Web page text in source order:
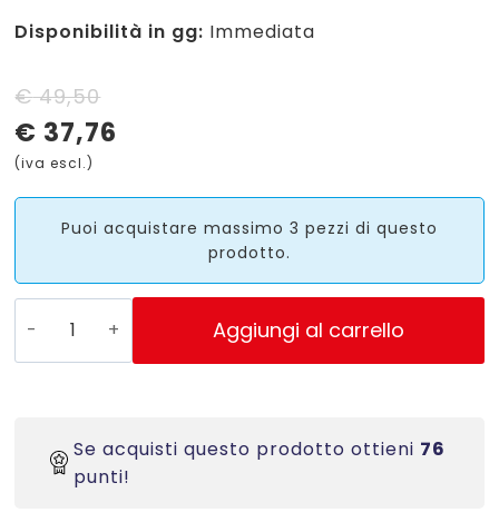
Disponibilità in gg: Immediata
€49,50
Il
prezzo
originale
era:
€ 37,76
Il
prezzo
attuale
(iva escl.)
Puoi acquistare massimo 3 pezzi di questo
prodotto.
3669
CERTIFICATE
FSC
Aggiungi al carrello
Se acquisti questo prodotto ottieni 76
punti!